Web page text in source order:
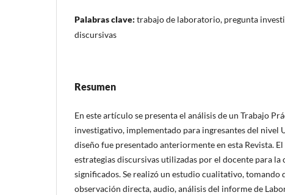
Palabras clave: trabajo de laboratorio, pregunta
discursivas
Resumen
En este artículo se presenta el análisis de un Trabajo
investigativo, implementado para ingresantes del nivel
diseño fue presentado anteriormente en esta Revista.
estrategias discursivas utilizadas por el docente para
significados. Se realizó un estudio cualitativo, tomando
observación directa, audio, análisis del informe de